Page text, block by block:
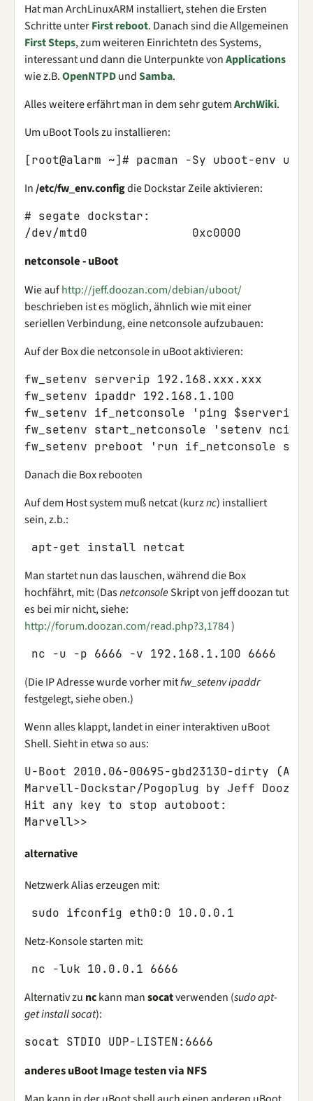
Hat man ArchLinuxARM installiert, stehen die Ersten
Schritte unterFirst reboot. Danach sind die Allgemeinen
First Steps, zum weiteren Einrichtetn des Systems,
interessant und dann die Unterpunkte vonApplications
wie z.B.OpenNTPDundSamba.
Alles weitere erfährt man in dem sehr gutemArchWiki.
Um uBoot Tools zu installieren:
[root@alarm ~]# pacman -Sy uboot-env
In/etc/fw_env.configdie Dockstar Zeile aktivieren:
# segate dockstar:
/dev/mtd0               0xc0000
netconsole - uBoot
Wie aufhttp://jeff.doozan.com/debian/uboot/
beschrieben ist es möglich, ähnlich wie mit einer
seriellen Verbindung, eine netconsole aufzubauen:
Auf der Box die netconsole in uBoot aktivieren:
fw_setenv serverip 192.168.xxx.xxx
fw_setenv ipaddr 192.168.1.100
fw_setenv if_netconsole 'ping $serverip'
fw_setenv start_netconsole 'setenv
Danach die Box rebooten
Auf dem Host system muß netcat (kurznc) installiert
sein, z.b.:
Man startet nun das lauschen, während die Box
hochfährt, mit: (DasnetconsoleSkript von jeff doozan tut
es bei mir nicht, siehe:
http://forum.doozan.com/read.php?3,1784)
(Die IP Adresse wurde vorher mitfw_setenv ipaddr
festgelegt, siehe oben.)
Wenn alles klappt, landet in einer interaktiven uBoot
Shell. Sieht in etwa so aus:
U-Boot 2010.06-00695-gbd23130-dirty
Marvell-Dockstar/Pogoplug by Jeff Doozan
Hit any key to stop autoboot:
alternative
Netzwerk Alias erzeugen mit:
Netz-Konsole starten mit:
Alternativ zu nckann mansocatverwenden (sudo apt-
get install socat):
anderes uBoot Image testen via NFS